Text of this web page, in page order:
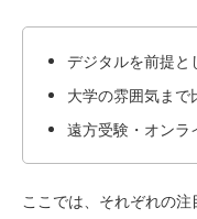
デジタルを前提と
大学の雰囲気まで
遠方受験・オンラ
ここでは、それぞれの